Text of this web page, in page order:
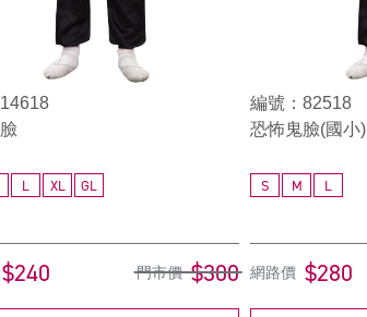
L XL GL
$240 門市價 $300
編號：82518
恐怖鬼臉(國小)
S M L
網路價 $280